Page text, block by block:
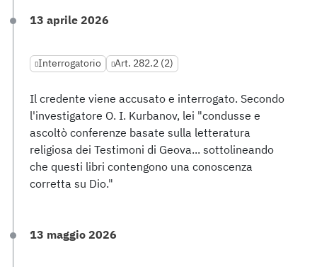
13 aprile 2026
Interrogatorio Art. 282.2 (2)
Il credente viene accusato e interrogato. Secondo
l'investigatore O. I. Kurbanov, lei "condusse e
ascoltò conferenze basate sulla letteratura
religiosa dei Testimoni di Geova... sottolineando
che questi libri contengono una conoscenza
corretta su Dio."
13 maggio 2026